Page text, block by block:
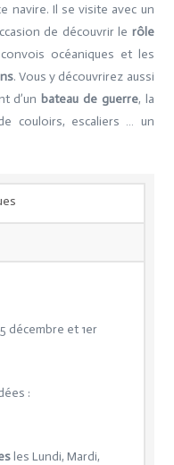
navire. Il se visite avec un
de découvrir le rôle
océaniques et les
. Vous y découvrirez aussi
d’un bateau de guerre, la
couloirs, escaliers … un
décembre et 1er
:
les Lundi, Mardi,